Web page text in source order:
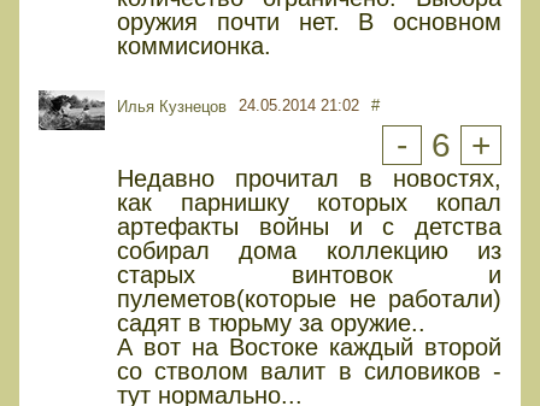
оружия почти нет. В основном
коммисионка.
Илья Кузнецов 24.05.2014 21:02 #
- 6 +
Недавно прочитал в новостях,
как парнишку которых копал
артефакты войны и с детства
собирал дома коллекцию из
старых винтовок и
пулеметов(которые не работали)
садят в тюрьму за оружие..
А вот на Востоке каждый второй
со стволом валит в силовиков -
тут нормально...